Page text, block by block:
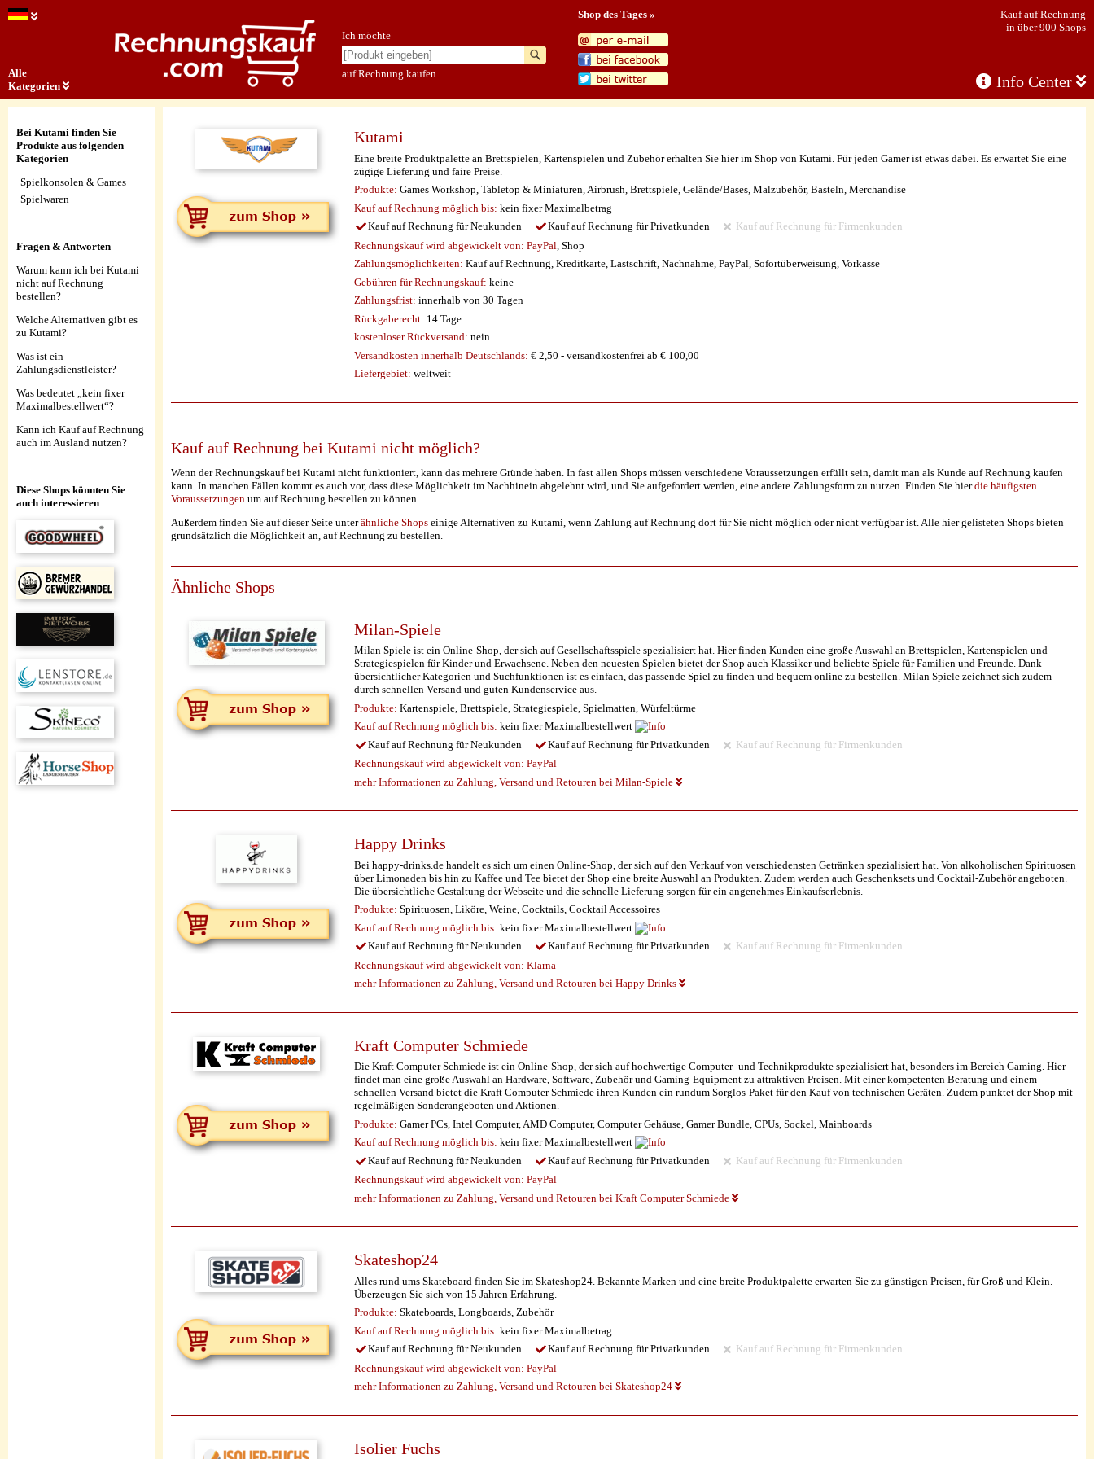
Alle
Kategorien
Ich möchte
auf Rechnung kaufen.
Shop des Tages »
Info Center
Kauf auf Rechnung
in über 900 Shops
Bei Kutami finden Sie
Produkte aus folgenden
Kategorien
Spielkonsolen & Games
Spielwaren
Fragen & Antworten
Warum kann ich bei Kutami
nicht auf Rechnung
bestellen?
Welche Alternativen gibt es
zu Kutami?
Was ist ein
Zahlungsdienstleister?
Was bedeutet „kein fixer
Maximalbestellwert“?
Kann ich Kauf auf Rechnung
auch im Ausland nutzen?
Diese Shops könnten Sie
auch interessieren
Kutami
Eine breite Produktpalette an Brettspielen, Kartenspielen und Zubehör erhalten Sie hier im Shop von Kutami. Für jeden Gamer ist etwas dabei. Es erwartet Sie eine
zügige Lieferung und faire Preise.
Produkte: Games Workshop, Tabletop & Miniaturen, Airbrush, Brettspiele, Gelände/Bases, Malzubehör, Basteln, Merchandise
Kauf auf Rechnung möglich bis: kein fixer Maximalbetrag
Kauf auf Rechnung für Neukunden
Kauf auf Rechnung für Privatkunden
Kauf auf Rechnung für Firmenkunden
Rechnungskauf wird abgewickelt von: PayPal , Shop
Zahlungsmöglichkeiten: Kauf auf Rechnung, Kreditkarte, Lastschrift, Nachnahme, PayPal, Sofortüberweisung, Vorkasse
Gebühren für Rechnungskauf: keine
Zahlungsfrist: innerhalb von 30 Tagen
Rückgaberecht: 14 Tage
kostenloser Rückversand: nein
Versandkosten innerhalb Deutschlands: € 2,50 - versandkostenfrei ab € 100,00
Liefergebiet: weltweit
Kauf auf Rechnung bei Kutami nicht möglich?
Wenn der Rechnungskauf bei Kutami nicht funktioniert, kann das mehrere Gründe haben. In fast allen Shops müssen verschiedene Voraussetzungen erfüllt sein, damit man als Kunde auf Rechnung kaufen
kann. In manchen Fällen kommt es auch vor, dass diese Möglichkeit im Nachhinein abgelehnt wird, und Sie aufgefordert werden, eine andere Zahlungsform zu nutzen. Finden Sie hierdie häufigsten
Voraussetzungen um auf Rechnung bestellen zu können.
Außerdem finden Sie auf dieser Seite unterähnliche Shops einige Alternativen zu Kutami, wenn Zahlung auf Rechnung dort für Sie nicht möglich oder nicht verfügbar ist. Alle hier gelisteten Shops bieten
grundsätzlich die Möglichkeit an, auf Rechnung zu bestellen.
Ähnliche Shops
Milan-Spiele
Milan Spiele ist ein Online-Shop, der sich auf Gesellschaftsspiele spezialisiert hat. Hier finden Kunden eine große Auswahl an Brettspielen, Kartenspielen und
Strategiespielen für Kinder und Erwachsene. Neben den neuesten Spielen bietet der Shop auch Klassiker und beliebte Spiele für Familien und Freunde. Dank
übersichtlicher Kategorien und Suchfunktionen ist es einfach, das passende Spiel zu finden und bequem online zu bestellen. Milan Spiele zeichnet sich zudem
durch schnellen Versand und guten Kundenservice aus.
Produkte: Kartenspiele, Brettspiele, Strategiespiele, Spielmatten, Würfeltürme
Kauf auf Rechnung möglich bis: kein fixer Maximalbestellwert
Kauf auf Rechnung für Neukunden
Kauf auf Rechnung für Privatkunden
Kauf auf Rechnung für Firmenkunden
Rechnungskauf wird abgewickelt von: PayPal
mehr Informationen zu Zahlung, Versand und Retouren bei Milan-Spiele
Happy Drinks
Bei happy-drinks.de handelt es sich um einen Online-Shop, der sich auf den Verkauf von verschiedensten Getränken spezialisiert hat. Von alkoholischen Spirituosen
über Limonaden bis hin zu Kaffee und Tee bietet der Shop eine breite Auswahl an Produkten. Zudem werden auch Geschenksets und Cocktail-Zubehör angeboten.
Die übersichtliche Gestaltung der Webseite und die schnelle Lieferung sorgen für ein angenehmes Einkaufserlebnis.
Produkte: Spirituosen, Liköre, Weine, Cocktails, Cocktail Accessoires
Kauf auf Rechnung möglich bis: kein fixer Maximalbestellwert
Kauf auf Rechnung für Neukunden
Kauf auf Rechnung für Privatkunden
Kauf auf Rechnung für Firmenkunden
Rechnungskauf wird abgewickelt von: Klarna
mehr Informationen zu Zahlung, Versand und Retouren bei Happy Drinks
Kraft Computer Schmiede
Die Kraft Computer Schmiede ist ein Online-Shop, der sich auf hochwertige Computer- und Technikprodukte spezialisiert hat, besonders im Bereich Gaming. Hier
findet man eine große Auswahl an Hardware, Software, Zubehör und Gaming-Equipment zu attraktiven Preisen. Mit einer kompetenten Beratung und einem
schnellen Versand bietet die Kraft Computer Schmiede ihren Kunden ein rundum Sorglos-Paket für den Kauf von technischen Geräten. Zudem punktet der Shop mit
regelmäßigen Sonderangeboten und Aktionen.
Produkte: Gamer PCs, Intel Computer, AMD Computer, Computer Gehäuse, Gamer Bundle, CPUs, Sockel, Mainboards
Kauf auf Rechnung möglich bis: kein fixer Maximalbestellwert
Kauf auf Rechnung für Neukunden
Kauf auf Rechnung für Privatkunden
Kauf auf Rechnung für Firmenkunden
Rechnungskauf wird abgewickelt von: PayPal
mehr Informationen zu Zahlung, Versand und Retouren bei Kraft Computer Schmiede
Skateshop24
Alles rund ums Skateboard finden Sie im Skateshop24. Bekannte Marken und eine breite Produktpalette erwarten Sie zu günstigen Preisen, für Groß und Klein.
Überzeugen Sie sich von 15 Jahren Erfahrung.
Produkte: Skateboards, Longboards, Zubehör
Kauf auf Rechnung möglich bis: kein fixer Maximalbetrag
Kauf auf Rechnung für Neukunden
Kauf auf Rechnung für Privatkunden
Kauf auf Rechnung für Firmenkunden
Rechnungskauf wird abgewickelt von: PayPal
mehr Informationen zu Zahlung, Versand und Retouren bei Skateshop24
Isolier Fuchs